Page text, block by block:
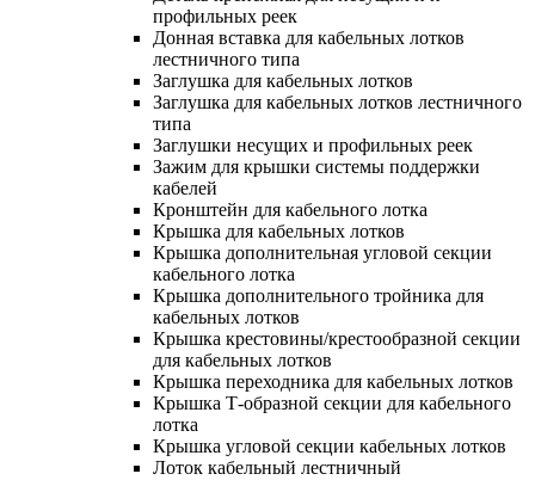
профильных реек
Донная вставка для кабельных лотков
лестничного типа
Заглушка для кабельных лотков
Заглушка для кабельных лотков лестничного
типа
Заглушки несущих и профильных реек
Зажим для крышки системы поддержки
кабелей
Кронштейн для кабельного лотка
Крышка для кабельных лотков
Крышка дополнительная угловой секции
кабельного лотка
Крышка дополнительного тройника для
кабельных лотков
Крышка крестовины/крестообразной секции
для кабельных лотков
Крышка переходника для кабельных лотков
Крышка Т-образной секции для кабельного
лотка
Крышка угловой секции кабельных лотков
Лоток кабельный лестничный